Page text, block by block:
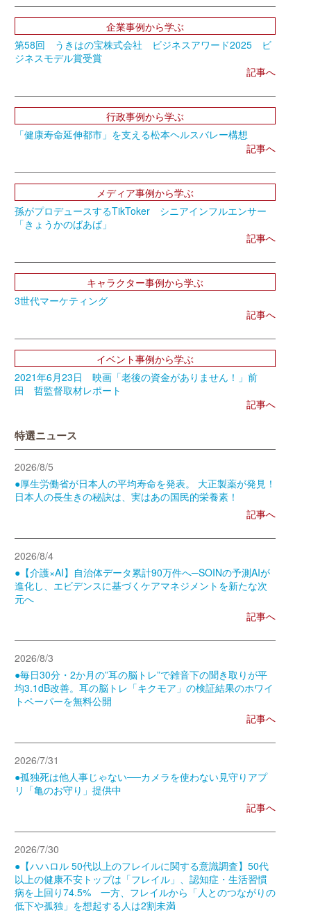
企業事例から学ぶ
第58回 うきはの宝株式会社 ビジネスアワード2025 ビ
ジネスモデル賞受賞
記事へ
行政事例から学ぶ
「健康寿命延伸都市」を支える松本ヘルスバレー構想
記事へ
メディア事例から学ぶ
孫がプロデュースするTikToker シニアインフルエンサー
「きょうかのばあば」
記事へ
キャラクター事例から学ぶ
3世代マーケティング
記事へ
イベント事例から学ぶ
2021年6月23日 映画「老後の資金がありません！」前
田 哲監督取材レポート
記事へ
特選ニュース
2026/8/5
●厚生労働省が日本人の平均寿命を発表。 大正製薬が発見！
日本人の長生きの秘訣は、実はあの国民的栄養素！
記事へ
2026/8/4
●【介護×AI】自治体データ累計90万件へ─SOINの予測AIが
進化し、エビデンスに基づくケアマネジメントを新たな次
元へ
記事へ
2026/8/3
●毎日30分・2か月の”耳の脳トレ”で雑音下の聞き取りが平
均3.1dB改善。耳の脳トレ「キクモア」の検証結果のホワイ
トペーパーを無料公開
記事へ
2026/7/31
●孤独死は他人事じゃない──カメラを使わない見守りアプ
リ「亀のお守り」提供中
記事へ
2026/7/30
●【ハハロル 50代以上のフレイルに関する意識調査】50代
以上の健康不安トップは「フレイル」、認知症・生活習慣
病を上回り74.5% 一方、フレイルから「人とのつながりの
低下や孤独」を想起する人は2割未満